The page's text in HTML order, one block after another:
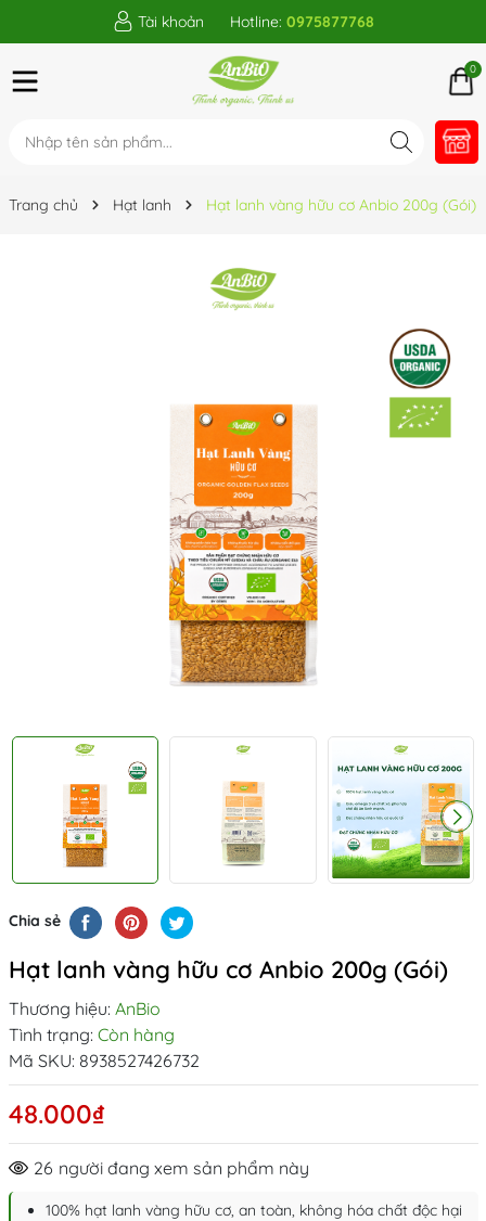
Tài khoản Hotline: 0975877768
0
Trang chủ Hạt lanh Hạt lanh vàng hữu cơ Anbio 200g (Gói)
Chia sẻ
Hạt lanh vàng hữu cơ Anbio 200g (Gói)
Thương hiệu: AnBio
Tình trạng: Còn hàng
Mã SKU: 8938527426732
48.000₫
26 người đang xem sản phẩm này
100% hạt lanh vàng hữu cơ, an toàn, không hóa chất độc hại